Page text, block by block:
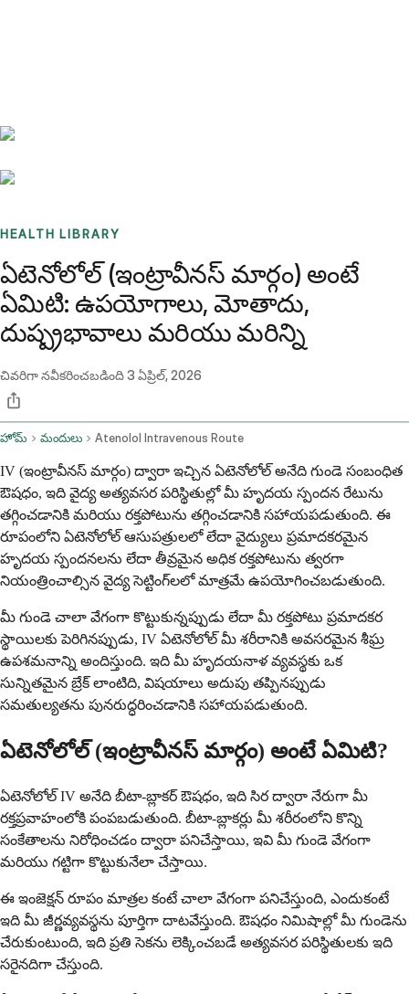
HEALTH LIBRARY
ఏటెనోలోల్ (ఇంట్రావీనస్ మార్గం) అంటే
ఏమిటి: ఉపయోగాలు, మోతాదు,
దుష్ప్రభావాలు మరియు మరిన్ని
చివరిగా నవీకరించబడింది3 ఏప్రిల్, 2026
హోమ్ మందులు Atenolol Intravenous Route
IV (ఇంట్రావీనస్ మార్గం) ద్వారా ఇచ్చిన ఏటెనోలోల్ అనేది గుండె సంబంధిత
ఔషధం, ఇది వైద్య అత్యవసర పరిస్థితుల్లో మీ హృదయ స్పందన రేటును
తగ్గించడానికి మరియు రక్తపోటును తగ్గించడానికి సహాయపడుతుంది. ఈ
రూపంలోని ఏటెనోలోల్ ఆసుపత్రులలో లేదా వైద్యులు ప్రమాదకరమైన
హృదయ స్పందనలను లేదా తీవ్రమైన అధిక రక్తపోటును త్వరగా
నియంత్రించాల్సిన వైద్య సెట్టింగ్‌లలో మాత్రమే ఉపయోగించబడుతుంది.
మీ గుండె చాలా వేగంగా కొట్టుకున్నప్పుడు లేదా మీ రక్తపోటు ప్రమాదకర
స్థాయిలకు పెరిగినప్పుడు, IV ఏటెనోలోల్ మీ శరీరానికి అవసరమైన శీఘ్ర
ఉపశమనాన్ని అందిస్తుంది. ఇది మీ హృదయనాళ వ్యవస్థకు ఒక
సున్నితమైన బ్రేక్ లాంటిది, విషయాలు అదుపు తప్పినప్పుడు
సమతుల్యతను పునరుద్ధరించడానికి సహాయపడుతుంది.
ఏటెనోలోల్ (ఇంట్రావీనస్ మార్గం) అంటే ఏమిటి?
ఏటెనోలోల్ IV అనేది బీటా-బ్లాకర్ ఔషధం, ఇది సిర ద్వారా నేరుగా మీ
రక్తప్రవాహంలోకి పంపబడుతుంది. బీటా-బ్లాకర్లు మీ శరీరంలోని కొన్ని
సంకేతాలను నిరోధించడం ద్వారా పనిచేస్తాయి, ఇవి మీ గుండె వేగంగా
మరియు గట్టిగా కొట్టుకునేలా చేస్తాయి.
ఈ ఇంజెక్షన్ రూపం మాత్రల కంటే చాలా వేగంగా పనిచేస్తుంది, ఎందుకంటే
ఇది మీ జీర్ణవ్యవస్థను పూర్తిగా దాటవేస్తుంది. ఔషధం నిమిషాల్లో మీ గుండెను
చేరుకుంటుంది, ఇది ప్రతి సెకను లెక్కించబడే అత్యవసర పరిస్థితులకు ఇది
సరైనదిగా చేస్తుంది.